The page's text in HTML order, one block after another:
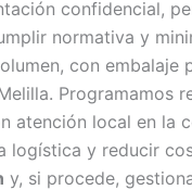
confidencial,
normativa y
con embalaje
Programamos
atención local en la
logística y reducir
y, si procede,